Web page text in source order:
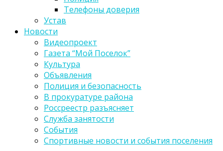
Телефоны доверия
Устав
Новости
Видеопроект
Газета “Мой Поселок”
Культура
Объявления
Полиция и безопасность
В прокуратуре района
Россреестр разъясняет
Служба занятости
События
Спортивные новости и события поселения